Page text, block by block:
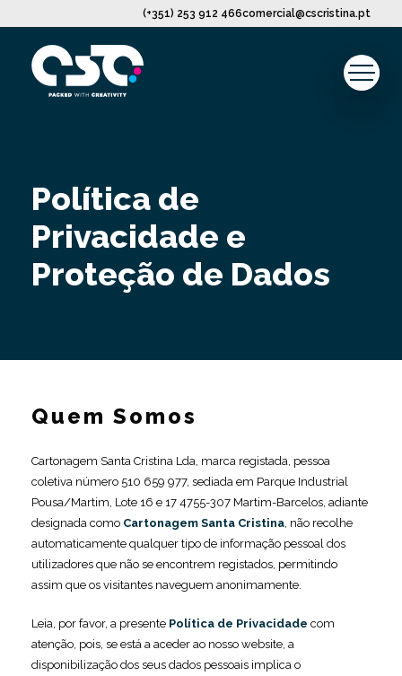
(+351) 253 912 466comercial@cscristina.pt
SOBRE NÓS
Política de
Privacidade e
Proteção de Dados
Quem Somos
Cartonagem Santa Cristina Lda, marca registada, pessoa
coletiva número 510 659 977, sediada em Parque Industrial
Pousa/Martim, Lote 16 e 17 4755-307 Martim-Barcelos, adiante
designada como Cartonagem Santa Cristina, não recolhe
automaticamente qualquer tipo de informação pessoal dos
utilizadores que não se encontrem registados, permitindo
assim que os visitantes naveguem anonimamente.
Leia, por favor, a presente Política de Privacidade com
atenção, pois, se está a aceder ao nosso website, a
disponibilização dos seus dados pessoais implica o